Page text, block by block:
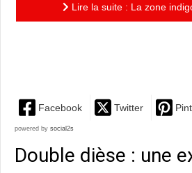
Lire la suite : La zone
Facebook Twitter
powered by social2s
Double dièse : une